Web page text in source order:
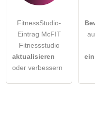
FitnessStudio-
Eintrag McFIT
Fitnessstudio
aktualisieren
oder verbessern